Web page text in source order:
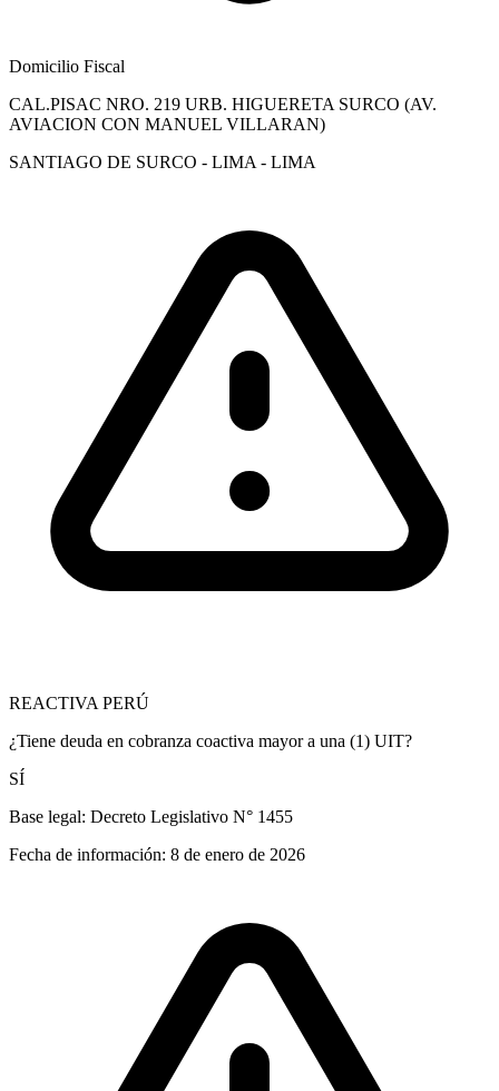
Domicilio Fiscal
CAL.PISAC NRO. 219 URB. HIGUERETA SURCO (AV.
AVIACION CON MANUEL VILLARAN)
SANTIAGO DE SURCO - LIMA - LIMA
REACTIVA PERÚ
¿Tiene deuda en cobranza coactiva mayor a una (1) UIT?
SÍ
Base legal: Decreto Legislativo N° 1455
Fecha de información: 8 de enero de 2026